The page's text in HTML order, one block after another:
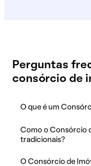
Perguntas
consórcio de
O que é um
Como o Consórcio
tradicionais?
O Consórcio de